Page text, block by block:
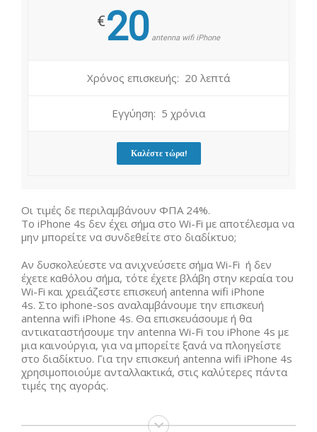
€20 antenna wifi iPhone
Χρόνος επισκευής: 20 λεπτά
Εγγύηση: 5 χρόνια
Καλέστε τώρα!
Οι τιμές δε περιλαμβάνουν ΦΠΑ 24%.
Το iPhone 4s δεν έχει σήμα στο Wi-Fi με αποτέλεσμα να
μην μπορείτε να συνδεθείτε στο διαδίκτυο;
Αν δυσκολεύεστε να ανιχνεύσετε σήμα Wi-Fi ή δεν
έχετε καθόλου σήμα, τότε έχετε βλάβη στην κεραία του
Wi-Fi και χρειάζεστε επισκευή antenna wifi iPhone
4s. Στο iphone-sos αναλαμβάνουμε την επισκευή
antenna wifi iPhone 4s. Θα επισκευάσουμε ή θα
αντικαταστήσουμε την antenna Wi-Fi του iPhone 4s με
μια καινούργια, για να μπορείτε ξανά να πλοηγείστε
στο διαδίκτυο. Για την επισκευή antenna wifi iPhone 4s
χρησιμοποιούμε ανταλλακτικά, στις καλύτερες πάντα
τιμές της αγοράς.